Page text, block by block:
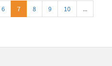
6 7 8 9 10
...